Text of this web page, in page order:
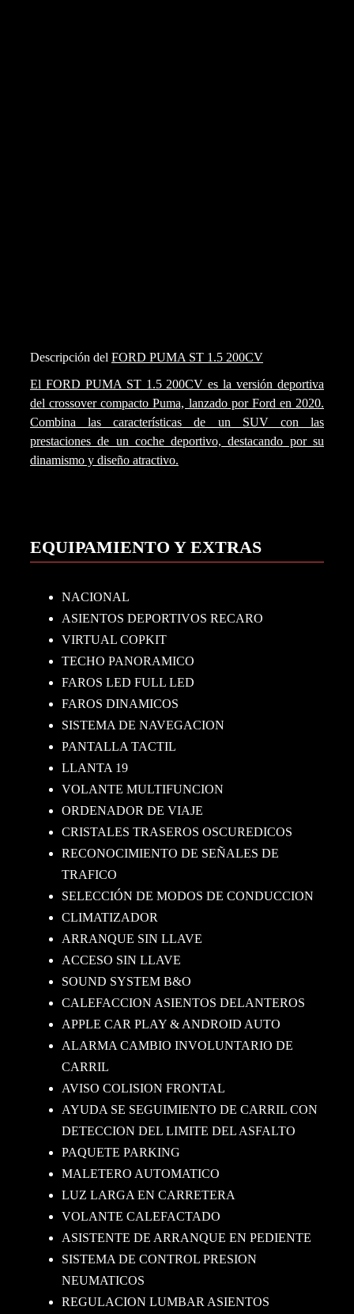
Descripción del FORD PUMA ST 1.5 200CV
El FORD PUMA ST 1.5 200CV es la versión deportiva
del crossover compacto Puma, lanzado por Ford en 2020.
Combina las características de un SUV con las
prestaciones de un coche deportivo, destacando por su
dinamismo y diseño atractivo.
EQUIPAMIENTO Y EXTRAS
NACIONAL
ASIENTOS DEPORTIVOS RECARO
VIRTUAL COPKIT
TECHO PANORAMICO
FAROS LED FULL LED
FAROS DINAMICOS
SISTEMA DE NAVEGACION
PANTALLA TACTIL
LLANTA 19
VOLANTE MULTIFUNCION
ORDENADOR DE VIAJE
CRISTALES TRASEROS OSCUREDICOS
RECONOCIMIENTO DE SEÑALES DE
TRAFICO
SELECCIÓN DE MODOS DE CONDUCCION
CLIMATIZADOR
ARRANQUE SIN LLAVE
ACCESO SIN LLAVE
SOUND SYSTEM B&O
CALEFACCION ASIENTOS DELANTEROS
APPLE CAR PLAY & ANDROID AUTO
ALARMA CAMBIO INVOLUNTARIO DE
CARRIL
AVISO COLISION FRONTAL
AYUDA SE SEGUIMIENTO DE CARRIL CON
DETECCION DEL LIMITE DEL ASFALTO
PAQUETE PARKING
MALETERO AUTOMATICO
LUZ LARGA EN CARRETERA
VOLANTE CALEFACTADO
ASISTENTE DE ARRANQUE EN PEDIENTE
SISTEMA DE CONTROL PRESION
NEUMATICOS
REGULACION LUMBAR ASIENTOS